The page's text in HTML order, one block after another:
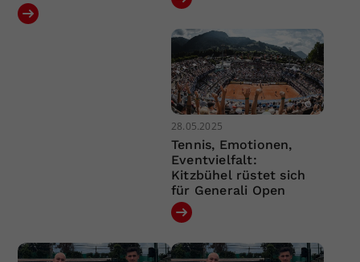
28.05.2025
Tennis, Emotionen,
Eventvielfalt:
Kitzbühel rüstet sich
für Generali Open